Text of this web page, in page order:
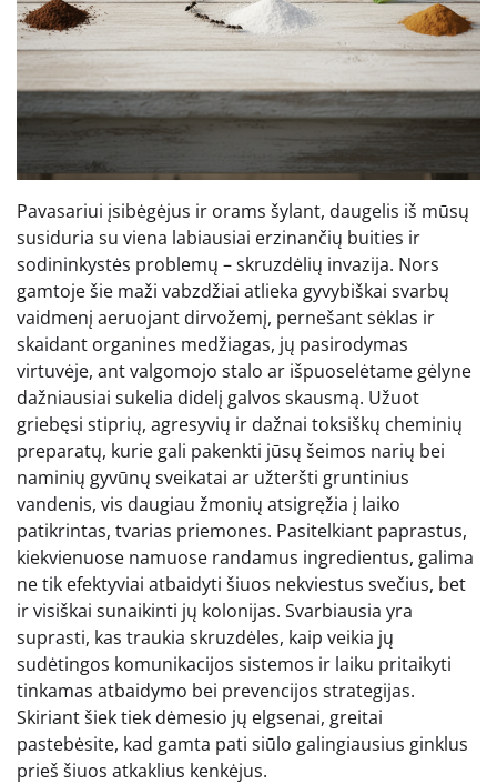
Pavasariui įsibėgėjus ir orams šylant, daugelis iš mūsų
susiduria su viena labiausiai erzinančių buities ir
sodininkystės problemų – skruzdėlių invazija. Nors
gamtoje šie maži vabzdžiai atlieka gyvybiškai svarbų
vaidmenį aeruojant dirvožemį, pernešant sėklas ir
skaidant organines medžiagas, jų pasirodymas
virtuvėje, ant valgomojo stalo ar išpuoselėtame gėlyne
dažniausiai sukelia didelį galvos skausmą. Užuot
griebęsi stiprių, agresyvių ir dažnai toksiškų cheminių
preparatų, kurie gali pakenkti jūsų šeimos narių bei
naminių gyvūnų sveikatai ar užteršti gruntinius
vandenis, vis daugiau žmonių atsigręžia į laiko
patikrintas, tvarias priemones. Pasitelkiant paprastus,
kiekvienuose namuose randamus ingredientus, galima
ne tik efektyviai atbaidyti šiuos nekviestus svečius, bet
ir visiškai sunaikinti jų kolonijas. Svarbiausia yra
suprasti, kas traukia skruzdėles, kaip veikia jų
sudėtingos komunikacijos sistemos ir laiku pritaikyti
tinkamas atbaidymo bei prevencijos strategijas.
Skiriant šiek tiek dėmesio jų elgsenai, greitai
pastebėsite, kad gamta pati siūlo galingiausius ginklus
prieš šiuos atkaklius kenkėjus.